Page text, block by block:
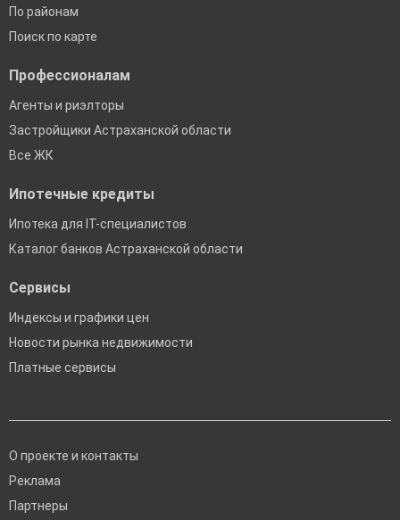
По районам
Поиск по карте
Профессионалам
Агенты и риэлторы
Застройщики Астраханской области
Все ЖК
Ипотечные кредиты
Ипотека для IT-специалистов
Каталог банков Астраханской области
Сервисы
Индексы и графики цен
Новости рынка недвижимости
Платные сервисы
О проекте и контакты
Реклама
Партнеры